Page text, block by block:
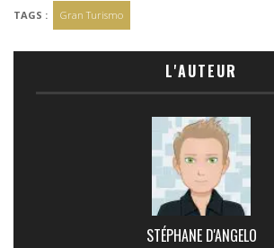
TAGS : Gran Turismo
L'AUTEUR
STÉPHANE D'ANGELO